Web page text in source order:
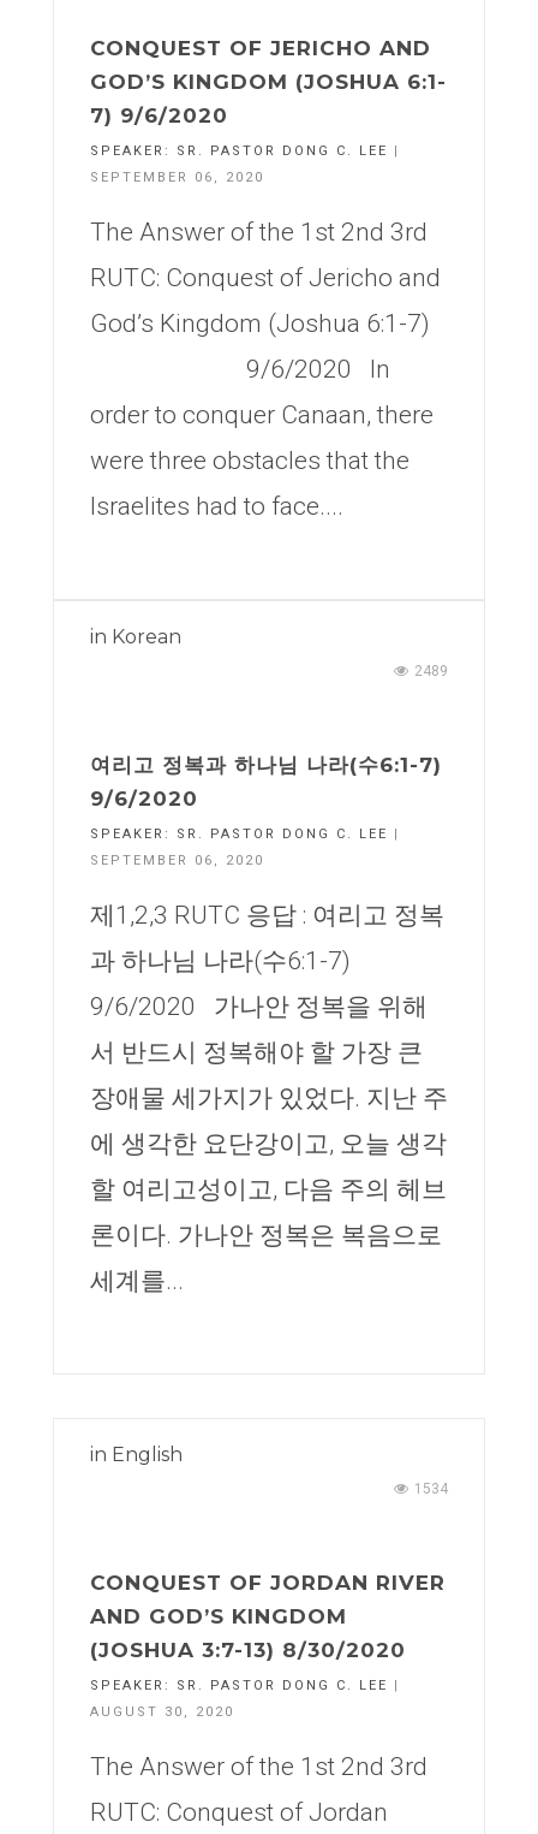
CONQUEST OF JERICHO AND
GOD’S KINGDOM (JOSHUA 6:1-
7) 9/6/2020
SPEAKER: SR. PASTOR DONG C. LEE
|
SEPTEMBER 06, 2020
The Answer of the 1st 2nd 3rd
RUTC: Conquest of Jericho and
God’s Kingdom (Joshua 6:1-7)
9/6/2020 In
order to conquer Canaan, there
were three obstacles that the
Israelites had to face....
in Korean
2489
여리고 정복과 하나님 나라(수6:1-7)
9/6/2020
SPEAKER: SR. PASTOR DONG C. LEE
|
SEPTEMBER 06, 2020
제1,2,3 RUTC 응답 : 여리고 정복
과 하나님 나라(수6:1-7)
9/6/2020 가나안 정복을 위해
서 반드시 정복해야 할 가장 큰
장애물 세가지가 있었다. 지난 주
에 생각한 요단강이고, 오늘 생각
할 여리고성이고, 다음 주의 헤브
론이다. 가나안 정복은 복음으로
세계를...
in English
1534
CONQUEST OF JORDAN RIVER
AND GOD’S KINGDOM
(JOSHUA 3:7-13) 8/30/2020
SPEAKER: SR. PASTOR DONG C. LEE
|
AUGUST 30, 2020
The Answer of the 1st 2nd 3rd
RUTC: Conquest of Jordan